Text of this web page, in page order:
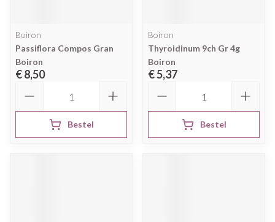
Boiron
Passiflora Compos Gran
Boiron
€ 8,50
Bestel
Boiron
Thyroidinum 9ch Gr 4g
Boiron
€ 5,37
Bestel